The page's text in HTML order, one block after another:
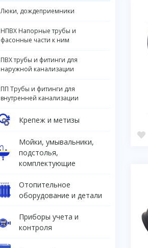
Люки, дождеприемники
НПВХ Напорные трубы и
фасонные части к ним
ПВХ трубы и фитинги для
наружной канализации
ПП Трубы и фитинги для
внутренней канализации
Крепеж и метизы
Мойки, умывальники,
подстолья,
комплектующие
Отопительное
оборудование и детали
Приборы учета и
контроля